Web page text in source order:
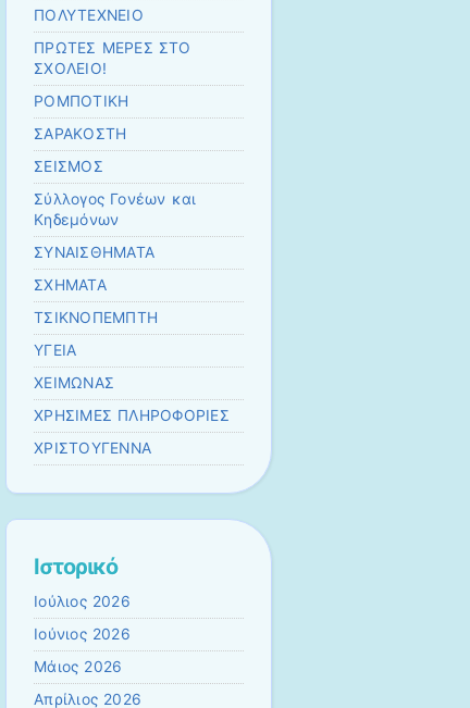
ΠΟΛΥΤΕΧΝΕΙΟ
ΠΡΩΤΕΣ ΜΕΡΕΣ ΣΤΟ
ΣΧΟΛΕΙΟ!
ΡΟΜΠΟΤΙΚΗ
ΣΑΡΑΚΟΣΤΗ
ΣΕΙΣΜΟΣ
Σύλλογος Γονέων και
Κηδεμόνων
ΣΥΝΑΙΣΘΗΜΑΤΑ
ΣΧΗΜΑΤΑ
ΤΣΙΚΝΟΠΕΜΠΤΗ
ΥΓΕΙΑ
ΧΕΙΜΩΝΑΣ
ΧΡΗΣΙΜΕΣ ΠΛΗΡΟΦΟΡΙΕΣ
ΧΡΙΣΤΟΥΓΕΝΝΑ
Ιστορικό
Ιούλιος 2026
Ιούνιος 2026
Μάιος 2026
Απρίλιος 2026